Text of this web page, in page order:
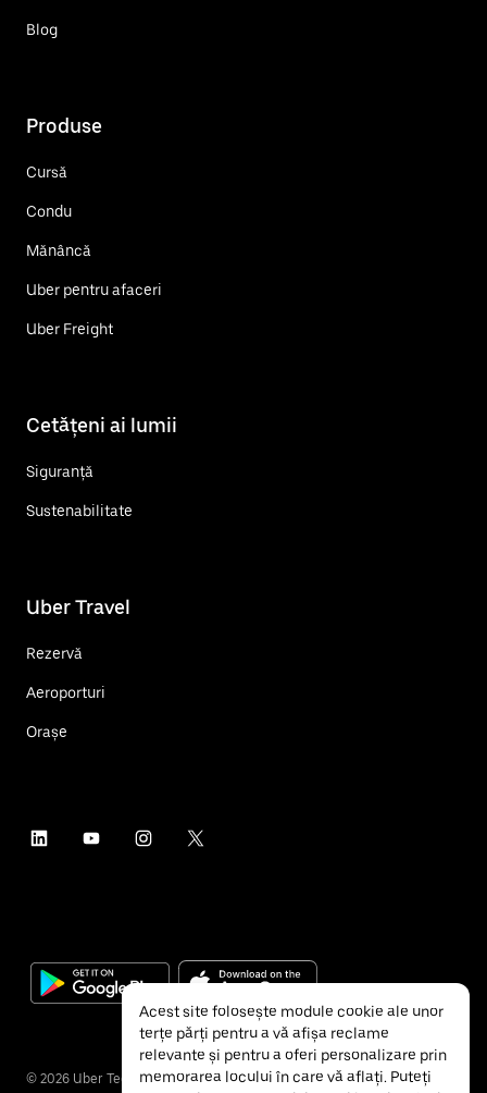
Blog
Produse
Cursă
Condu
Mănâncă
Uber pentru afaceri
Uber Freight
Cetățeni ai lumii
Siguranță
Sustenabilitate
Uber Travel
Rezervă
Aeroporturi
Orașe
© 2026 Uber Technologies Inc.
Acest site folosește module cookie ale unor
terțe părți pentru a vă afișa reclame
relevante și pentru a oferi personalizare prin
memorarea locului în care vă aflați. Puteți